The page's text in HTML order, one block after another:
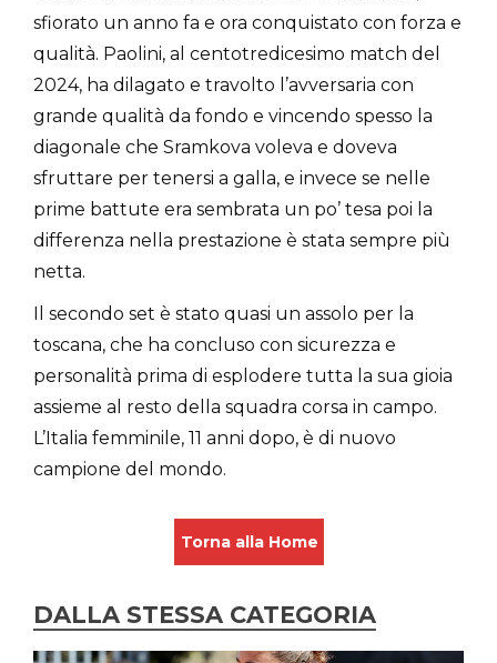
sfiorato un anno fa e ora conquistato con forza e
qualità. Paolini, al centotredicesimo match del
2024, ha dilagato e travolto l’avversaria con
grande qualità da fondo e vincendo spesso la
diagonale che Sramkova voleva e doveva
sfruttare per tenersi a galla, e invece se nelle
prime battute era sembrata un po’ tesa poi la
differenza nella prestazione è stata sempre più
netta.
Il secondo set è stato quasi un assolo per la
toscana, che ha concluso con sicurezza e
personalità prima di esplodere tutta la sua gioia
assieme al resto della squadra corsa in campo.
L’Italia femminile, 11 anni dopo, è di nuovo
campione del mondo.
Torna alla Home
DALLA STESSA CATEGORIA